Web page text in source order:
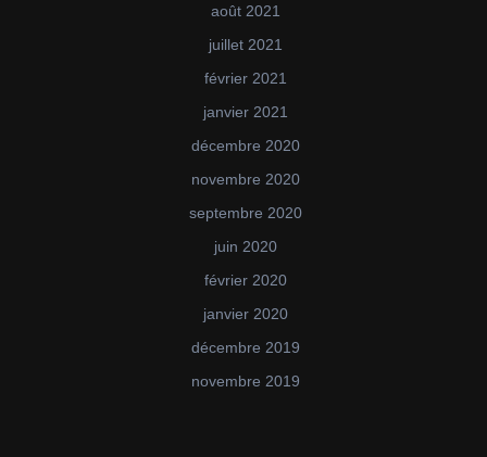
août 2021
juillet 2021
février 2021
janvier 2021
décembre 2020
novembre 2020
septembre 2020
juin 2020
février 2020
janvier 2020
décembre 2019
novembre 2019